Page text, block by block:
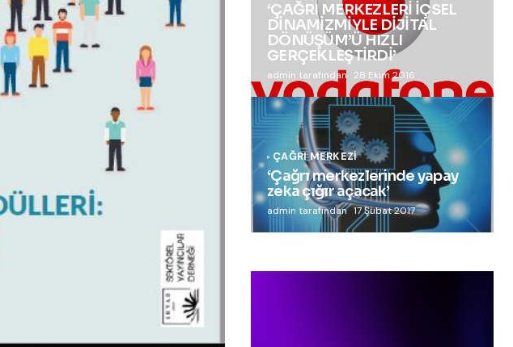
‘ÇAĞRI MERKEZLERİ İÇSEL
DİNAMİZMİYLE DİJİTAL
DÖNÜŞÜM’Ü HIZLI
GERÇEKLEŞTİRDİ’
admin tarafından 28 Ekim 2016
ÇAĞRI MERKEZI
‘Çağrı merkezlerinde yapay
zeka çığır açacak’
admin tarafından 17 Şubat 2017